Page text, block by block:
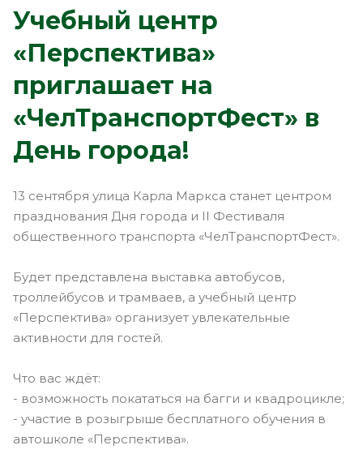
Учебный центр
«Перспектива»
приглашает на
«ЧелТранспортФест» в
День города!
13 сентября улица Карла Маркса станет центром
празднования Дня города и II Фестиваля
общественного транспорта «ЧелТранспортФест».
Будет представлена выставка автобусов,
троллейбусов и трамваев, а учебный центр
«Перспектива» организует увлекательные
активности для гостей.
Что вас ждёт:
- возможность покататься на багги и квадроцикле;
- участие в розыгрыше бесплатного обучения в
автошколе «Перспектива».